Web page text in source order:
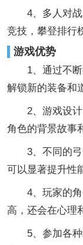
4、多人对战
竞技，攀登排行
游戏优势
1、通过不断
解锁新的装备和
2、游戏设计
角色的背景故事
3、不同的弓
可以显著提升性
4、玩家的角
高，还会在心理
5、参加各种